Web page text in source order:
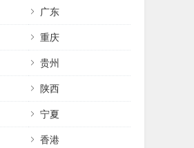
广东
重庆
贵州
陕西
宁夏
香港